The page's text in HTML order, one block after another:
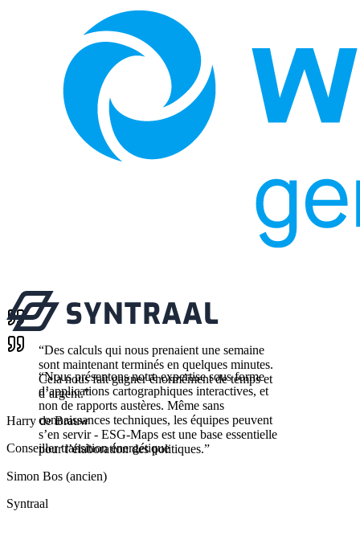
“Des calculs qui nous prenaient une semaine
sont maintenant terminés en quelques minutes.
Cela nous fait gagner énormément de temps et
d’argent.”
Harry de Brauw
Conseiller transition énergétique
“Nous présentons notre expertise sous forme
d’applications cartographiques interactives, et
non de rapports austères. Même sans
connaissances techniques, les équipes peuvent
s’en servir - ESG-Maps est une base essentielle
pour l’élaboration des politiques.”
Simon Bos (ancien)
Syntraal